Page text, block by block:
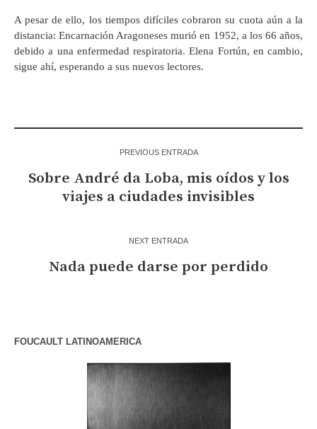
A pesar de ello, los tiempos difíciles cobraron su cuota aún a la
distancia: Encarnación Aragoneses murió en 1952, a los 66 años,
debido a una enfermedad respiratoria. Elena Fortún, en cambio,
sigue ahí, esperando a sus nuevos lectores.
PREVIOUS ENTRADA
Sobre André da Loba, mis oídos y los
viajes a ciudades invisibles
NEXT ENTRADA
Nada puede darse por perdido
FOUCAULT LATINOAMERICA